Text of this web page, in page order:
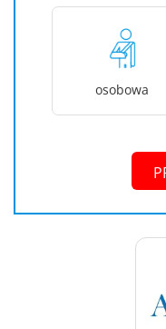
osobowa